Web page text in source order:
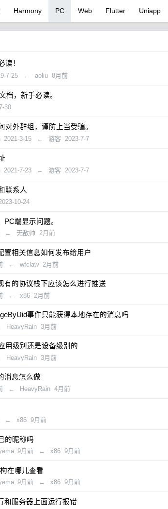
Harmony PC Web Flutter Uniapp
读！
7-25 ← aoliu 8月前
档，新手必读。
30
对外群组，谨防上当受骗。
2021-3-15 ← 游客 2023-7-7
2021-7-23 ← 游客 2023-7-7
联系人
10-24
PC端显示问题。
← 无敌帅 2月前
置相关信息如何发布给用户
← wfclaw 2月前
有的协议栈下应该怎么进行推送
← x86 2月前
事件只能获得本地存在的消息吗
HeavyRain 3月前
用级别还是设备级别的
HeavyRain 3月前
消息怎么做
← HeavyRain 4月前
← x86 9月前
的昵称吗
9月前 ← x86 9月前
在哪儿查看
9月前 ← x86 9月前
和服务器上面运行报错